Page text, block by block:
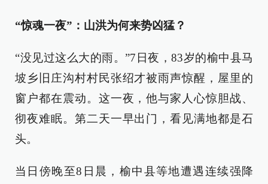
“惊魂一夜”：山洪为何来势凶猛？
“没见过这么大的雨。”7日夜，83岁的榆中县马
坡乡旧庄沟村村民张绍才被雨声惊醒，屋里的
窗户都在震动。这一夜，他与家人心惊胆战、
彻夜难眠。第二天一早出门，看见满地都是石
头。
当日傍晚至8日晨，榆中县等地遭遇连续强降